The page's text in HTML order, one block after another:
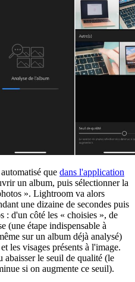
que dans l'application
un album, puis sélectionner la
». Lightroom va alors
une dizaine de secondes puis
: d'un côté les « choisies », de
(une étape indispensable à
sur un album déjà analysé)
les visages présents à l'image.
abaisser le seuil de qualité (le
si on augmente ce seuil).